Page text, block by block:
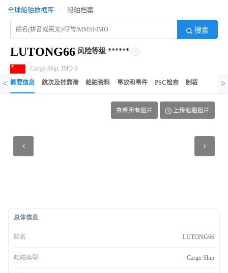
全球船舶数据库 / 船舶档案
搜索
LUTONG66 风险等级 ******
Cargo Ship, IMO 0
< 概要信息 航次及挂靠港 船舶资料 事故和事件 PSC检查 制裁记录 异
>
总体信息
船名 LUTONG66
船舶类型 Cargo Ship
查看所有图片 上传船舶图片